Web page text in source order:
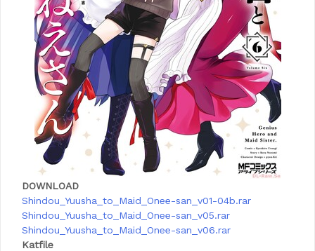
DOWNLOAD
Shindou_Yuusha_to_Maid_Onee-san_v01-04b.rar
Shindou_Yuusha_to_Maid_Onee-san_v05.rar
Shindou_Yuusha_to_Maid_Onee-san_v06.rar
Katfile